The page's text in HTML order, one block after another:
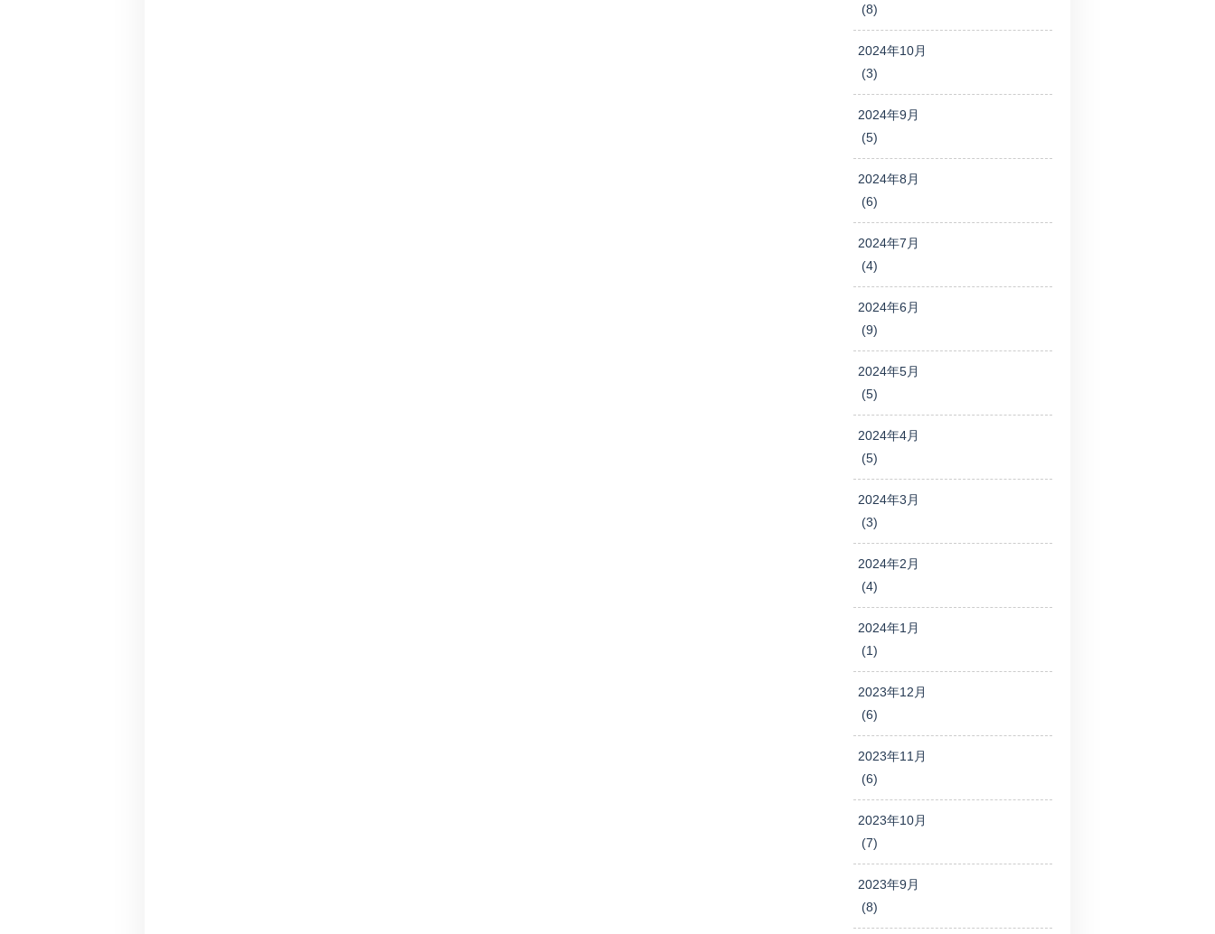
(8)
2024年10月
(3)
2024年9月
(5)
2024年8月
(6)
2024年7月
(4)
2024年6月
(9)
2024年5月
(5)
2024年4月
(5)
2024年3月
(3)
2024年2月
(4)
2024年1月
(1)
2023年12月
(6)
2023年11月
(6)
2023年10月
(7)
2023年9月
(8)